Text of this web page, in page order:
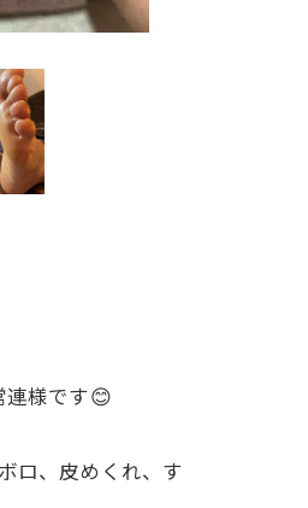
連様です😊
ロ、皮めくれ、す